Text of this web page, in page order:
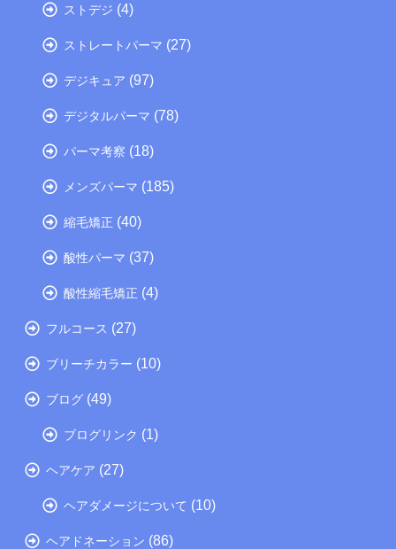
ストデジ (4)
ストレートパーマ (27)
デジキュア (97)
デジタルパーマ (78)
パーマ考察 (18)
メンズパーマ (185)
縮毛矯正 (40)
酸性パーマ (37)
酸性縮毛矯正 (4)
フルコース (27)
ブリーチカラー (10)
ブログ (49)
ブログリンク (1)
ヘアケア (27)
ヘアダメージについて (10)
ヘアドネーション (86)